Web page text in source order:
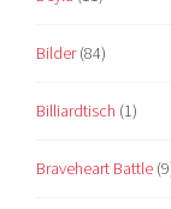
Bilder(84)
Billiardtisch (1)
Braveheart Battle